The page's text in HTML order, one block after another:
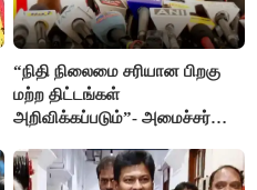
“நிதி நிலைமை சரியான பிறகு
மற்ற திட்டங்கள்
அறிவிக்கப்படும்”- அமைச்சர்